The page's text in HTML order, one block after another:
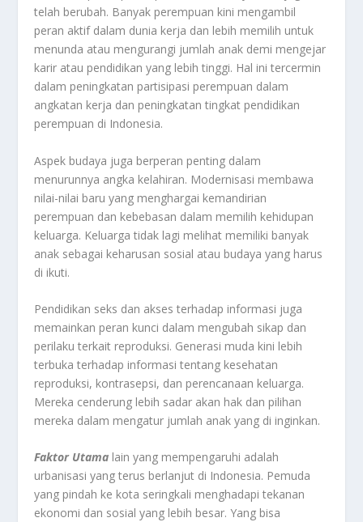
telah berubah. Banyak perempuan kini mengambil
peran aktif dalam dunia kerja dan lebih memilih untuk
menunda atau mengurangi jumlah anak demi mengejar
karir atau pendidikan yang lebih tinggi. Hal ini tercermin
dalam peningkatan partisipasi perempuan dalam
angkatan kerja dan peningkatan tingkat pendidikan
perempuan di Indonesia.
Aspek budaya juga berperan penting dalam
menurunnya angka kelahiran. Modernisasi membawa
nilai-nilai baru yang menghargai kemandirian
perempuan dan kebebasan dalam memilih kehidupan
keluarga. Keluarga tidak lagi melihat memiliki banyak
anak sebagai keharusan sosial atau budaya yang harus
di ikuti.
Pendidikan seks dan akses terhadap informasi juga
memainkan peran kunci dalam mengubah sikap dan
perilaku terkait reproduksi. Generasi muda kini lebih
terbuka terhadap informasi tentang kesehatan
reproduksi, kontrasepsi, dan perencanaan keluarga.
Mereka cenderung lebih sadar akan hak dan pilihan
mereka dalam mengatur jumlah anak yang di inginkan.
Faktor Utama lain yang mempengaruhi adalah
urbanisasi yang terus berlanjut di Indonesia. Pemuda
yang pindah ke kota seringkali menghadapi tekanan
ekonomi dan sosial yang lebih besar. Yang bisa